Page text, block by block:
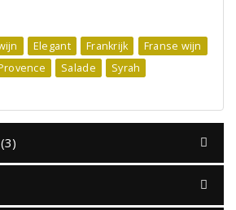
Elegant Frankrijk
Franse wijn
Salade
Syrah